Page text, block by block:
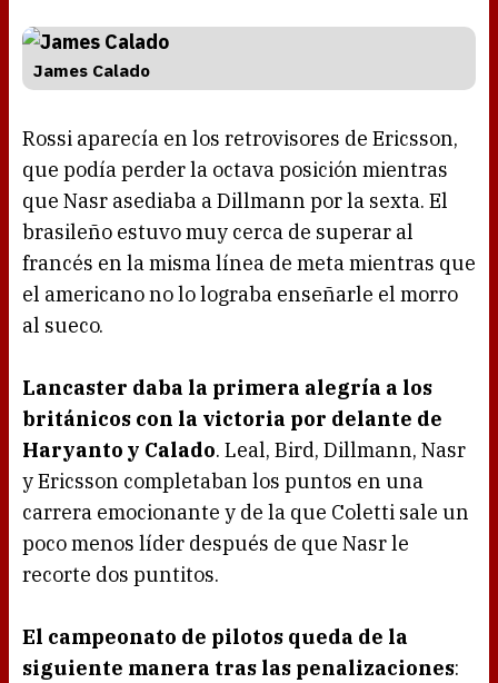
James Calado
Rossi aparecía en los retrovisores de Ericsson,
que podía perder la octava posición mientras
que Nasr asediaba a Dillmann por la sexta. El
brasileño estuvo muy cerca de superar al
francés en la misma línea de meta mientras que
el americano no lo lograba enseñarle el morro
al sueco.
Lancaster daba la primera alegría a los
británicos con la victoria por delante de
Haryanto y Calado. Leal, Bird, Dillmann, Nasr
y Ericsson completaban los puntos en una
carrera emocionante y de la que Coletti sale un
poco menos líder después de que Nasr le
recorte dos puntitos.
El campeonato de pilotos queda de la
siguiente manera tras las penalizaciones: